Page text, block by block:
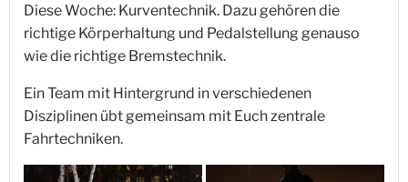
Diese Woche: Kurventechnik. Dazu gehören die
richtige Körperhaltung und Pedalstellung genauso
wie die richtige Bremstechnik.
Ein Team mit Hintergrund in verschiedenen
Disziplinen übt gemeinsam mit Euch zentrale
Fahrtechniken.